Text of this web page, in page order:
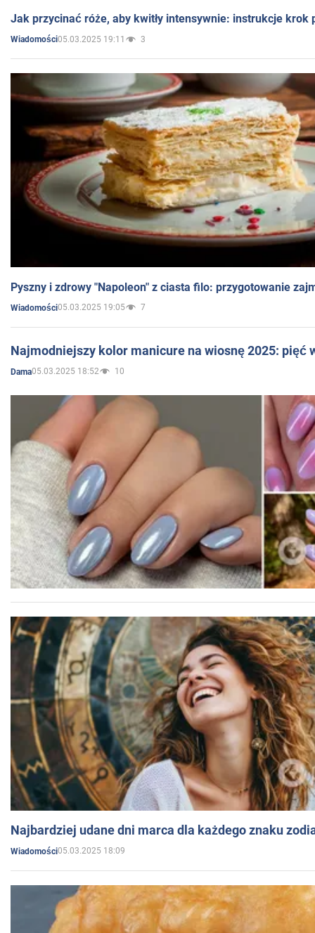
Jak przycinać róże, aby kwitły intensywnie: instrukcje krok
Wiadomości05.03.2025 19:11 3
Pyszny i zdrowy "Napoleon" z ciasta filo: przygotowanie
Wiadomości05.03.2025 19:05 7
Najmodniejszy kolor manicure na wiosnę 2025: pięć
Dama05.03.2025 18:52 10
Najbardziej udane dni marca dla każdego znaku
Wiadomości05.03.2025 18:09